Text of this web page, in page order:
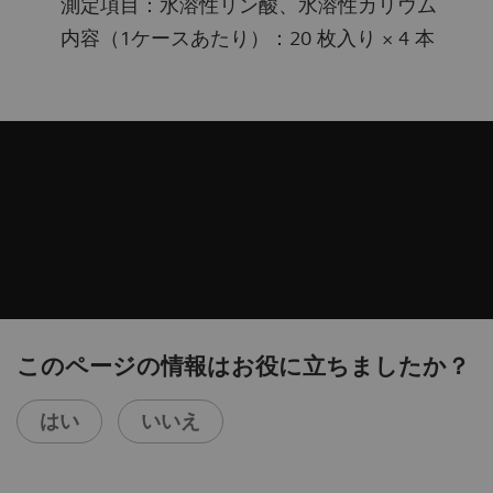
測定項目：水溶性リン酸、水溶性カリウム
内容（1ケースあたり）：20 枚入り × 4 本
このページの情報はお役に立ちましたか？
はい いいえ